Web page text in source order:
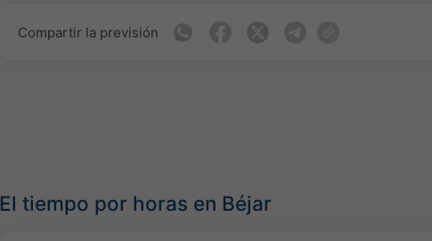
Compartir la previsión
El tiempo por horas en Béjar